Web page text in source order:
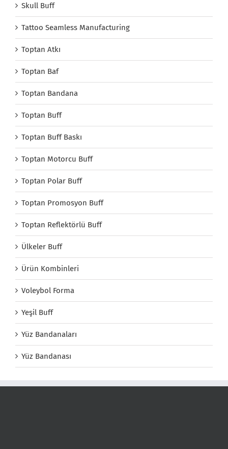
Skull Buff
Tattoo Seamless Manufacturing
Toptan Atkı
Toptan Baf
Toptan Bandana
Toptan Buff
Toptan Buff Baskı
Toptan Motorcu Buff
Toptan Polar Buff
Toptan Promosyon Buff
Toptan Reflektörlü Buff
Ülkeler Buff
Ürün Kombinleri
Voleybol Forma
Yeşil Buff
Yüz Bandanaları
Yüz Bandanası